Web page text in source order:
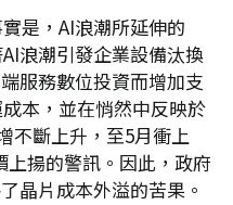
是，AI浪潮所延伸的
浪潮引發企業設備汰換
服務數位投資而增加支
本，並在悄然中反映於
不斷上升，至5月衝上
上揚的警訊。因此，政府
晶片成本外溢的苦果。